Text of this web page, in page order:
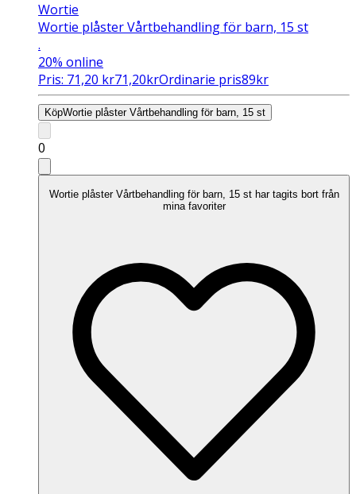
Wortie
Wortie plåster Vårtbehandling för barn, 15 st
.
20% online
Pris: 71,20 kr71,20krOrdinarie pris89kr
KöpWortie plåster Vårtbehandling för barn, 15 st
0
Wortie plåster Vårtbehandling för barn, 15 st har tagits bort från
mina favoriter